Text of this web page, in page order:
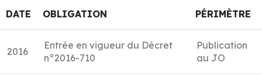
DATE OBLIGATION PÉRIMÈTRE
2016
Entrée en vigueur du Décret
n°2016-710
Publication
au JO